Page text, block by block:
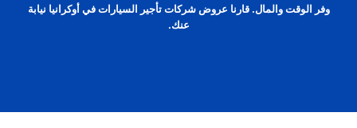
وفر الوقت والمال. قارنا عروض شركات تأجير السيارات في أوكرانيا نيابة
عنك.